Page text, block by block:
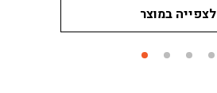
לצפייה במוצר